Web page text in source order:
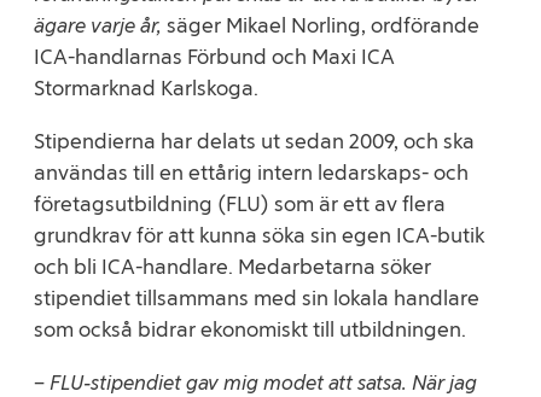
ägare varje år, säger Mikael Norling, ordförande
ICA-handlarnas Förbund och Maxi ICA
Stormarknad Karlskoga.
Stipendierna har delats ut sedan 2009, och ska
användas till en ettårig intern ledarskaps- och
företagsutbildning (FLU) som är ett av flera
grundkrav för att kunna söka sin egen ICA-butik
och bli ICA-handlare. Medarbetarna söker
stipendiet tillsammans med sin lokala handlare
som också bidrar ekonomiskt till utbildningen.
– FLU‑stipendiet gav mig modet att satsa. När jag